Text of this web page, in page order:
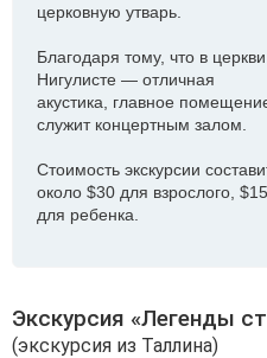
церковную утварь.
Благодаря тому, что в церкви
Нигулисте — отличная
акустика, главное
служит концертным залом.
Стоимость экскурсии
около $30 для взрослого, $15
для ребенка.
Экскурсия «Легенды
(экскурсия из Таллина)